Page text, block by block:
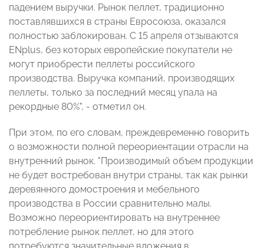
падением выручки. Рынок пеллет, традиционно
поставлявшихся в страны Евросоюза, оказался
полностью заблокирован. С 15 апреля отзываются
ENplus, без которых европейские покупатели не
могут приобрести пеллеты российского
производства. Выручка компаний, производящих
пеллеты, только за последний месяц упала на
рекордные 80%", - отметил он.
При этом, по его словам, преждевременно говорить
о возможности полной переориентации отрасли на
внутренний рынок. "Производимый объем продукции
не будет востребован внутри страны, так как рынки
деревянного домостроения и мебельного
производства в России сравнительно малы.
Возможно переориентировать на внутреннее
потребление рынок пеллет, но для этого